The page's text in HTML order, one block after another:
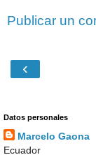
Publicar un
‹
Datos personales
Marcelo Gaona
Ecuador